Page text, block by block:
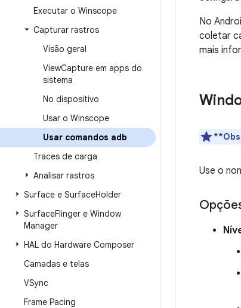
Executar o Winscope
Capturar rastros
Visão geral
ViewCapture em apps do
sistema
No dispositivo
Usar o Winscope
Usar comandos adb
Traces de carga
Analisar rastros
Surface e SurfaceHolder
SurfaceFlinger e Window
Manager
HAL do Hardware Composer
Camadas e telas
VSync
Frame Pacing
No
coletar
mais
Use o